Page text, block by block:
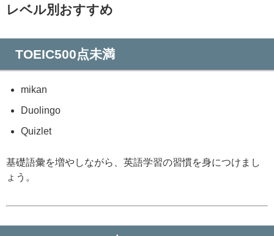
レベル別おすすめ
TOEIC500点未満
mikan
Duolingo
Quizlet
基礎語彙を増やしながら、英語学習の習慣を身につけまし
ょう。